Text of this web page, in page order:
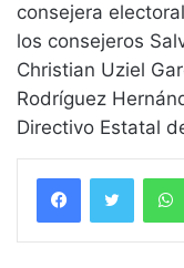
consejera
los consejeros
Christian Uziel
Rodríguez
Directivo Estatal